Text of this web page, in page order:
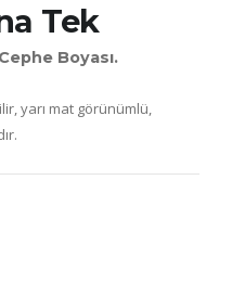
Tek
Boyası.
yarı mat görünümlü,